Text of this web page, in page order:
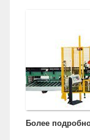
Более